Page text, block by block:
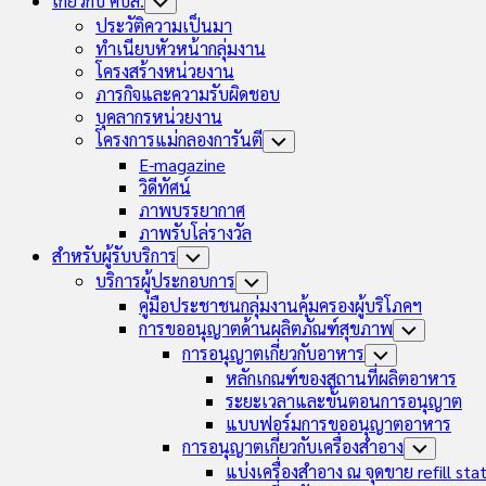
Child
Menu
ประวัติความเป็นมา
ทำเนียบหัวหน้ากลุ่มงาน
โครงสร้างหน่วยงาน
ภารกิจและความรับผิดชอบ
บุคลากรหน่วยงาน
โครงการแม่กลองการันตี Toggle
E-magazine
วิดีทัศน์
ภาพบรรยากาศ
ภาพรับโล่รางวัล
สำหรับผู้รับบริการ Toggle
Child
Menu
บริการผู้ประกอบการ Toggle
Child
Menu
คู่มือประชาชนกลุ่มงานคุ้มครองผู้บริโภคฯ
การขออนุญาตด้านผลิตภัณฑ์สุขภาพ Toggle
การอนุญาตเกี่ยวกับอาหาร Toggle
Child
Menu
หลักเกณฑ์ของสถานที่ผลิตอาหาร
ระยะเวลาและขั้นตอนการอนุญาต
แบบฟอร์มการขออนุญาตอาหาร
การอนุญาตเกี่ยวกับเครื่องสำอาง Toggle
Child
แบ่งเครื่องสำอาง ณ จุดขาย refill